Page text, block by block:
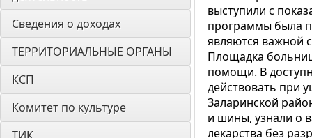
Сведения о доходах
ТЕРРИТОРИАЛЬНЫЕ ОРГАНЫ
КСП
Комитет по культуре
выступили с
программы была
являются важной
Площадка
помощи. В
действовать при
Заларинской
и шины, узнали о
лекарства без